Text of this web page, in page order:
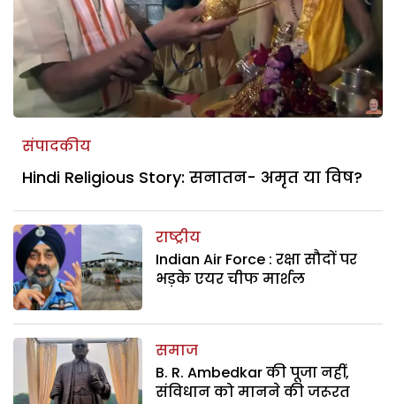
संपादकीय
Hindi Religious Story: सनातन- अमृत या विष?
राष्ट्रीय
Indian Air Force : रक्षा सौदों पर
भड़के एयर चीफ मार्शल
समाज
B. R. Ambedkar की पूजा नहीं,
संविधान को मानने की जरूरत